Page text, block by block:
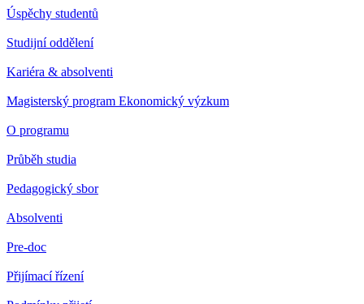
Úspěchy studentů
Studijní oddělení
Kariéra & absolventi
Magisterský program Ekonomický výzkum
O programu
Průběh studia
Pedagogický sbor
Absolventi
Pre-doc
Přijímací řízení